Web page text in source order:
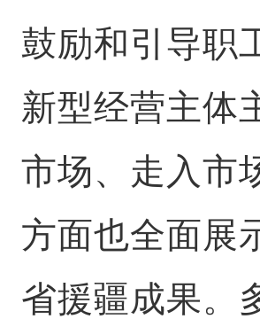
鼓励和引导职
新型经营主体
市场、走入市
方面也全面展
省援疆成果。